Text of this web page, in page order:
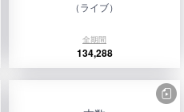
（ライブ）
全期間
134,288